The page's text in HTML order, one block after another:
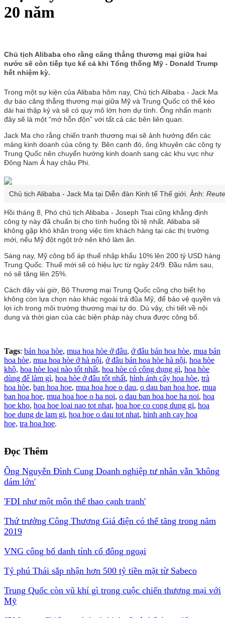
20 năm
Chủ tịch Alibaba cho rằng căng thẳng thương mại giữa hai
nước sẽ còn tiếp tục kể cả khi Tổng thống Mỹ - Donald Trump
hết nhiệm kỳ.
Trong một sự kiện của Alibaba hôm nay, Chủ tịch Alibaba - Jack Ma
dự báo căng thẳng thương mại giữa Mỹ và Trung Quốc có thể kéo
dài hai thập kỷ và sẽ có quy mô lớn hơn dự tính. Ông nhấn mạnh
đây sẽ là một “mớ hỗn độn” với tất cả các bên liên quan.
Jack Ma cho rằng chiến tranh thương mại sẽ ảnh hưởng đến các
mảng kinh doanh của công ty. Bên cạnh đó, ông khuyên các công ty
Trung Quốc nên chuyển hướng kinh doanh sang các khu vực như
Đông Nam Á hay châu Phi.
Chủ tịch Alibaba - Jack Ma tại Diễn đàn Kinh tế Thế giới. Ảnh:
Hồi tháng 8, Phó chủ tịch Alibaba - Joseph Tsai cũng khẳng định
công ty này đã chuẩn bị cho tình huống tồi tệ nhất. Alibaba sẽ
không gặp khó khăn trong việc tìm khách hàng tại các thị trường
mới, nếu Mỹ đột ngột trở nên khó làm ăn.
Sáng nay, Mỹ công bố áp thuế nhập khẩu 10% lên 200 tỷ USD hàng
Trung Quốc. Thuế mới sẽ có hiệu lực từ ngày 24/9. Đầu năm sau,
nó sẽ tăng lên 25%.
Cách đây vài giờ, Bộ Thương mại Trung Quốc cũng cho biết họ
không còn lựa chọn nào khác ngoài trả đũa Mỹ, để bảo vệ quyền và
lợi ích trong môi trường thương mại tự do. Dù vậy, chi tiết về nội
dung và thời gian của các biện pháp này chưa được công bố.
Tags: bán hoa hòe, mua hoa hòe ở đâu, ở đâu bán hoa hòe, mua bán
hoa hòe, mua hoa hòe ở hà nội, ở đâu bán hoa hòe hà nội, hoa hòe
khô, hoa hòe loại nào tốt nhất, hoa hòe có công dụng gì, hoa hòe
dùng để làm gì, hoa hòe ở đâu tốt nhất, hình ảnh cây hoa hòe, trà
hoa hòe, ban hoa hoe, mua hoa hoe o dau, o dau ban hoa hoe, mua
ban hoa hoe, mua hoa hoe o ha noi, o dau ban hoa hoe ha noi, hoa
hoe kho, hoa hoe loai nao tot nhat, hoa hoe co cong dung gi, hoa
hoe dung de lam gi, hoa hoe o dau tot nhat, hinh anh cay hoa
hoe, tra hoa hoe.
Đọc Thêm
Ông Nguyễn Đình Cung Doanh nghiệp tư nhân vẫn 'không
dám lớn'
'FDI như một môn thể thao cạnh tranh'
Thứ trưởng Công Thương Giá điện có thể tăng trong năm
2019
VNG công bố danh tính cổ đông ngoại
Tỷ phú Thái sắp nhận hơn 500 tỷ tiền mặt từ Sabeco
Trung Quốc còn vũ khí gì trong cuộc chiến thương mại với
Mỹ